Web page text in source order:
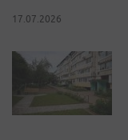
17.07.2026